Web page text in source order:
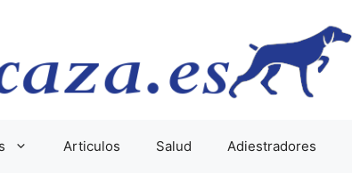
Articulos Salud Adiestradores